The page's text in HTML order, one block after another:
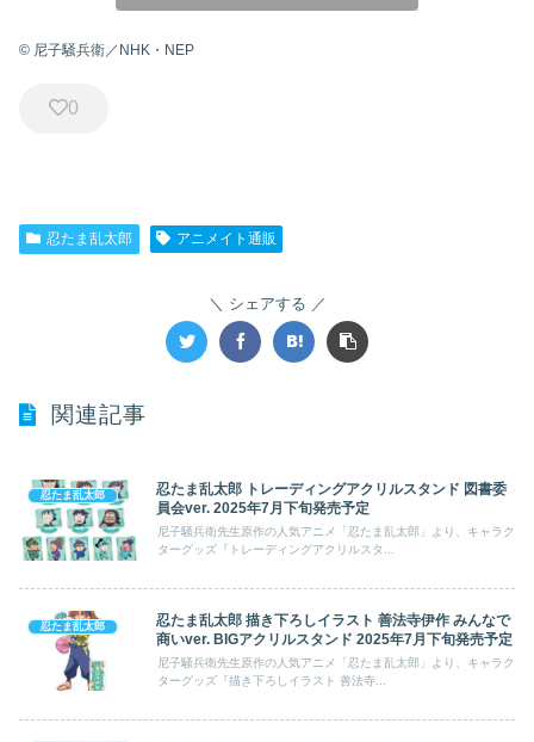
© 尼子騒兵衛／NHK・NEP
0
忍たま乱太郎 アニメイト通販
シェアする
関連記事
忍たま乱太郎
忍たま乱太郎 トレーディングアクリルスタンド 図書委
員会ver. 2025年7月下旬発売予定
尼子騒兵衛先生原作の人気アニメ「忍たま乱太郎」より、キャラク
ターグッズ『トレーディングアクリルスタ...
忍たま乱太郎
忍たま乱太郎 描き下ろしイラスト 善法寺伊作 みんなで
商いver. BIGアクリルスタンド 2025年7月下旬発売予定
尼子騒兵衛先生原作の人気アニメ「忍たま乱太郎」より、キャラク
ターグッズ『描き下ろしイラスト 善法寺...